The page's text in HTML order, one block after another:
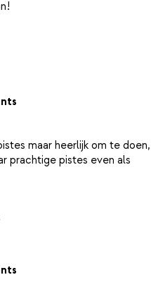
maar heerlijk om te doen,
prachtige pistes even als